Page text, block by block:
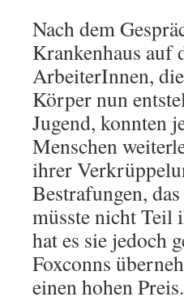
Nach dem
Krankenhaus auf
ArbeiterInnen,
Körper nun
Jugend, konnten
Menschen
ihrer
Bestrafungen,
müsste nicht Teil
hat es sie jedoch
Foxconns
einen hohen Preis.